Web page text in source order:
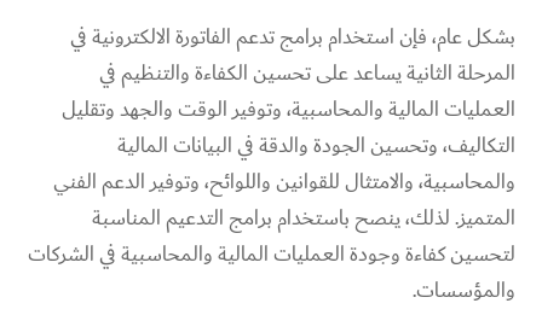
بشكل عام، فإن استخدام برامج تدعم الفاتورة الالكترونية في
المرحلة الثانية يساعد على تحسين الكفاءة والتنظيم في
العمليات المالية والمحاسبية، وتوفير الوقت والجهد وتقليل
التكاليف، وتحسين الجودة والدقة في البيانات المالية
والمحاسبية، والامتثال للقوانين واللوائح، وتوفير الدعم الفني
المتميز. لذلك، ينصح باستخدام برامج التدعيم المناسبة
لتحسين كفاءة وجودة العمليات المالية والمحاسبية في الشركات
والمؤسسات.